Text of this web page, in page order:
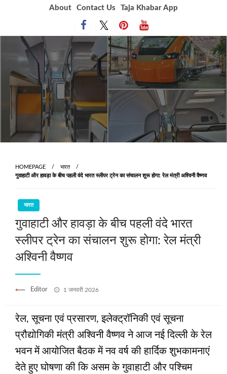
About Contact Us Taja Khabar App
HOMEPAGE
भारत
गुवाहाटी और हावड़ा के बीच पहली वंदे भारत स्लीपर ट्रेन का संचालन शुरू होगा: रेल मंत्री अश्विनी वैष्णव
भारत
गुवाहाटी और हावड़ा के बीच पहली वंदे भारत
स्लीपर ट्रेन का संचालन शुरू होगा: रेल मंत्री
अश्विनी वैष्णव
Editor
Posted
1 जनवरी 2026
रेल, सूचना एवं प्रसारण, इलेक्ट्रॉनिकी एवं सूचना
प्रौद्योगिकी मंत्री अश्विनी वैष्णव ने आज नई दिल्ली के रेल
भवन में आयोजित बैठक में नव वर्ष की हार्दिक शुभकामनाएं
देते हुए घोषणा की कि असम के गुवाहाटी और पश्चिम